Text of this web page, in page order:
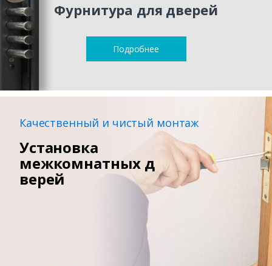
Фурнитура для дверей
Подробнее
Качественный и чистый монтаж
Установка
межкомнатных д
верей